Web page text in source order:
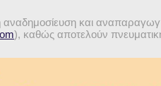
αναδημοσίευση και
), καθώς αποτελούν